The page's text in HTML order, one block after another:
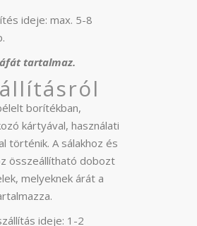
ideje: max. 5-8
tartalmaz.
borítékban,
kártyával, használati
történik. A sálakhoz és
összeállítható dobozt
melyeknek árát a
ideje: 1-2